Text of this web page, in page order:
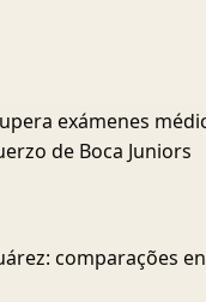
exámenes
de Boca Juniors
comparações